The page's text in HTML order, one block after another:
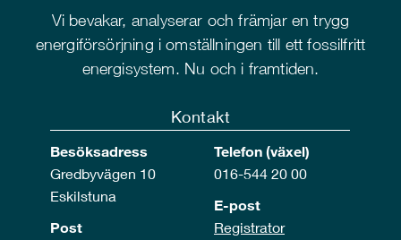
Vi bevakar, analyserar och främjar en trygg
energiförsörjning i omställningen till ett fossilfritt
energisystem. Nu och i framtiden.
Kontakt
Besöksadress
Gredbyvägen 10
Eskilstuna
Post
Telefon (växel)
016-544 20 00
E-post
Registrator